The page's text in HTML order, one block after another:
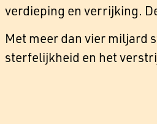
verdieping en verrijking.
Met meer dan vier
sterfelijkheid en het